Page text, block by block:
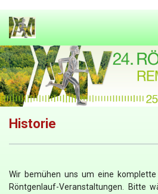
Historie
Wir bemühen uns um eine
Röntgenlauf-Veranstaltungen. Bitte